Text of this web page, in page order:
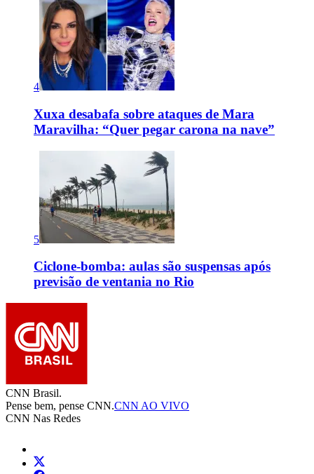
4
Xuxa desabafa sobre ataques de Mara
Maravilha: “Quer pegar carona na nave”
5
Ciclone-bomba: aulas são suspensas após
previsão de ventania no Rio
CNN Brasil.
Pense bem, pense CNN.CNN AO VIVO
CNN Nas Redes